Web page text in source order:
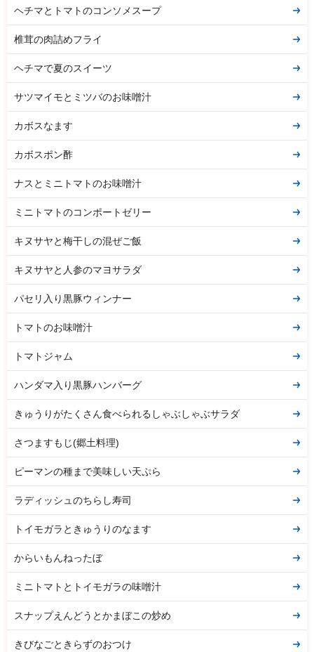
ヘチマとトマトのコンソメスープ
椎茸の肉詰めフライ
ヘチマで夏のスイーツ
サツマイモとミツバのお味噌汁
カボスなます
カボスポン酢
ナスとミニトマトのお味噌汁
ミニトマトのコンポートゼリー
キヌサヤと梅干しの混ぜご飯
キヌサヤと人参のマヨサラダ
パセリ入り黒豚ウィンナー
トマトのお味噌汁
トマトジャム
ハンダマ入り黒豚ハンバーグ
きゅうりがたくさん食べられるしゃぶしゃぶサラダ
さつますもじ(郷土料理)
ピーマンの種まで美味しい天ぷら
ラディッシュのちらし寿司
トイモガラときゅうりのなます
からいもんねったぼ
ミニトマトとトイモガラの味噌汁
スナップえんどうとかまぼこの炒め
きびなごときらずのおつけ